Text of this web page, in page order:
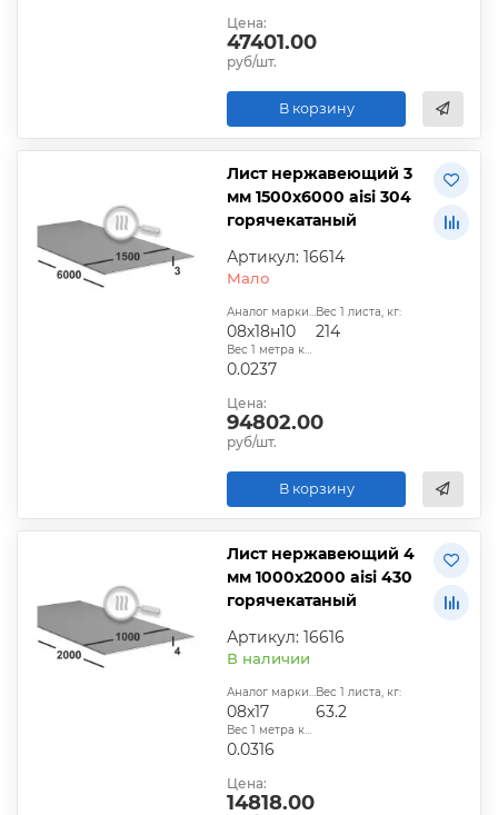
Цена:
47401.00
руб/шт.
В корзину
Лист нержавеющий 3
мм 1500х6000 aisi 304
горячекатаный
Артикул: 16614
Мало
Аналог марки стали:
08х18н10
Вес 1 листа, кг:
214
Вес 1 метра квадратного, т:
0.0237
Цена:
94802.00
руб/шт.
В корзину
Лист нержавеющий 4
мм 1000х2000 aisi 430
горячекатаный
Артикул: 16616
В наличии
Аналог марки стали:
08x17
Вес 1 листа, кг:
63.2
Вес 1 метра квадратного, т:
0.0316
Цена:
14818.00